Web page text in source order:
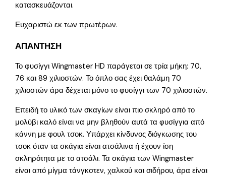
κατασκευάζονται.
Ευχαριστώ εκ των πρωτέρων.
ΑΠΑΝΤΗΣΗ
Το φυσίγγι Wingmaster HD παράγεται σε τρία μήκη: 70,
76 και 89 χιλιοστών. Το όπλο σας έχει θαλάμη 70
χιλιοστών άρα δέχεται μόνο το φυσίγγι των 70 χιλιοστών.
Επειδή το υλικό των σκαγίων είναι πιο σκληρό από το
μολύβι καλό είναι να μην βληθούν αυτά τα φυσίγγια από
κάννη με φουλ τσοκ. Υπάρχει κίνδυνος διόγκωσης του
τσοκ όταν τα σκάγια είναι ατσάλινα ή έχουν ίση
σκληρότητα με το ατσάλι. Τα σκάγια των Wingmaster
είναι από μίγμα τάνγκστεν, χαλκού και σιδήρου, άρα είναι